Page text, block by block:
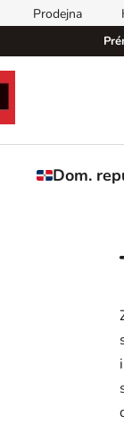
Prodejna
Dom.